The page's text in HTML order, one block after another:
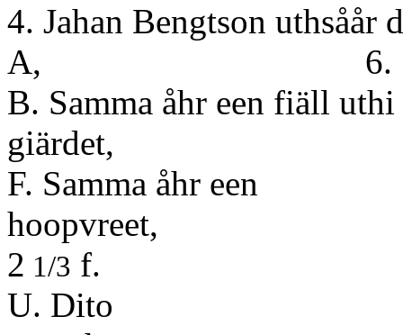
4. Jahan Bengtson uthsåår
A, 6.
B. Samma åhr een fiäll
F. Samma åhr een
2 1/3 f.
U. Dito